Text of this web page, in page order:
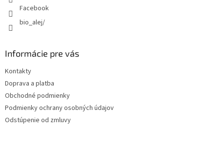
Facebook
bio_alej/
Informácie pre vás
Kontakty
Doprava a platba
Obchodné podmienky
Podmienky ochrany osobných údajov
Odstúpenie od zmluvy